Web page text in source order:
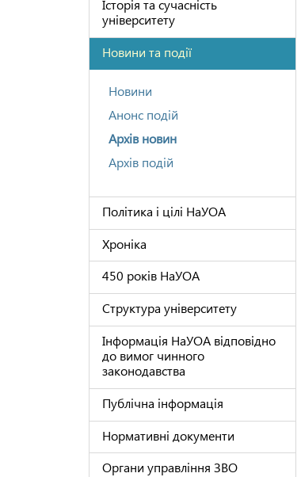
Історія та сучасність
університету
Новини та події
Новини
Анонс подій
Архів новин
Архів подій
Політика і цілі НаУОА
Хроніка
450 років НаУОА
Структура університету
Інформація НаУОА відповідно
до вимог чинного
законодавства
Публічна інформація
Нормативні документи
Органи управління ЗВО